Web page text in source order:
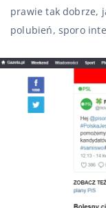
prawie tak dobrze,
polubień, sporo